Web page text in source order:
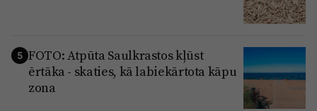
5 FOTO: Atpūta Saulkrastos kļūst
ērtāka - skaties, kā labiekārtota kāpu
zona